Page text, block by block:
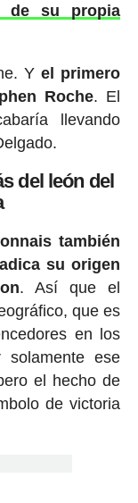
de su propia
Yel primero
Roche. El
llevando
del león del
también
su origen
. Así que el
que es
en los
solamente ese
el hecho de
de victoria